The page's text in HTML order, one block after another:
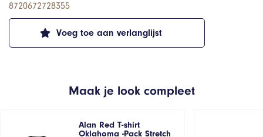
Voeg toe aan verlanglijst
8720672728355
Maak je look compleet
Alan Red T-shirt
Oklahoma -Pack Stretch